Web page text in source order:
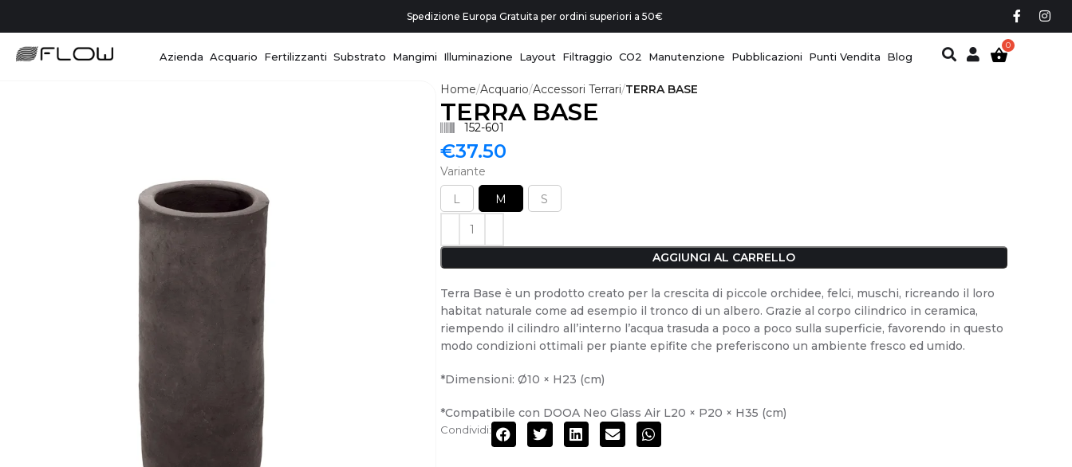
Spedizione Europa Gratuita per ordini superiori a 50€
Azienda Acquario Fertilizzanti Substrato Mangimi Illuminazione Layout Filtraggio CO2 Manutenzione Pubblicazioni Punti Vendita Blog
Home Acquario Accessori Terrari TERRA BASE
TERRA BASE
152-601
€37.50
Variante
L
M S
AGGIUNGI AL CARRELLO
Terra Base è un prodotto creato per la crescita di piccole orchidee, felci, muschi, ricreando il loro
habitat naturale come ad esempio il tronco di un albero. Grazie al corpo cilindrico in ceramica,
riempendo il cilindro all’interno l’acqua trasuda a poco a poco sulla superficie, favorendo in questo
modo condizioni ottimali per piante epifite che preferiscono un ambiente fresco ed umido.
*Dimensioni: Ø10 × H23 (cm)
*Compatibile con DOOA Neo Glass Air L20 × P20 × H35 (cm)
Condividi: